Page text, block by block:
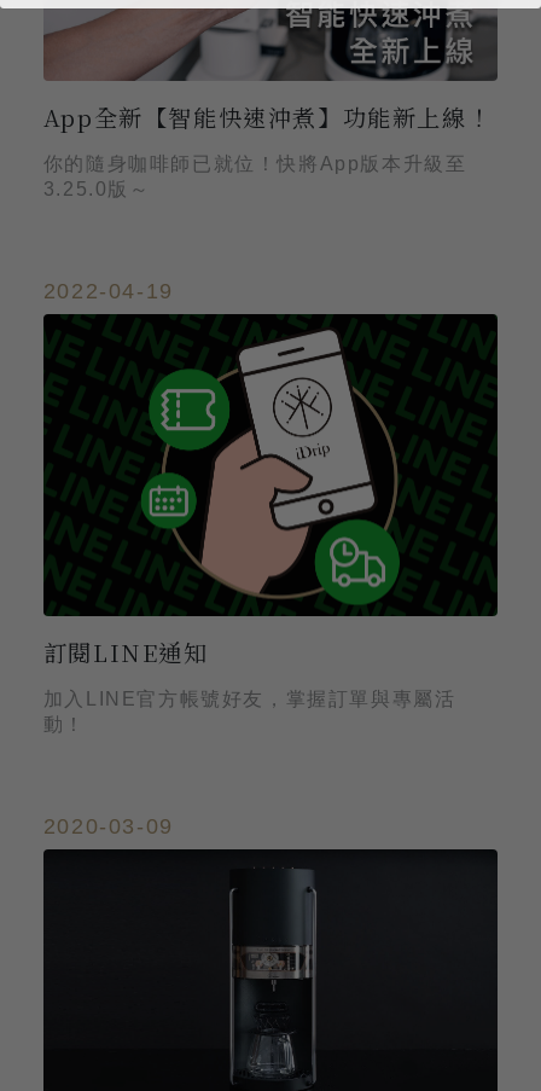
App全新【智能快速沖煮】功能新上線！
你的隨身咖啡師已就位！快將App版本升級至
3.25.0版～
2022-04-19
訂閱LINE通知
加入LINE官方帳號好友，掌握訂單與專屬活
動！
2020-03-09